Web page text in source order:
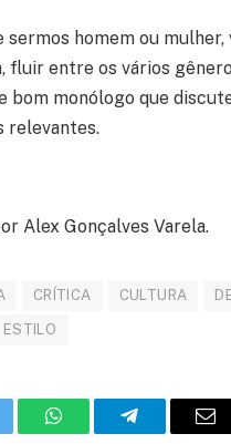
sermos homem ou mulher,
fluir entre os vários
bom monólogo que
relevantes.
Alex Gonçalves Varela.
CRÍTICA CULTURA
ESTILO
WhatsAppTelegramE-